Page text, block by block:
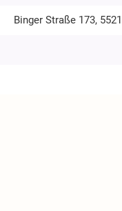
Binger Straße 173,